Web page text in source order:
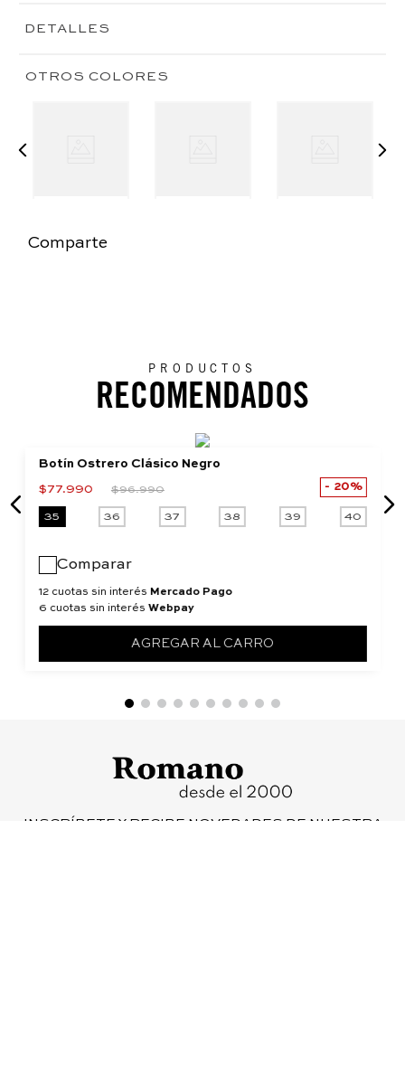
DETALLES
OTROS COLORES
Comparte
PRODUCTOS
RECOMENDADOS
Botín Ostrero Clásico Negro
$77.990 $96.990 20%
35 36 37 38 39 40
Comparar
12 cuotas sin interés Mercado Pago
6 cuotas sin interés Webpay
AGREGAR AL CARRO
INSCRÍBETE Y RECIBE NOVEDADES DE NUESTRA